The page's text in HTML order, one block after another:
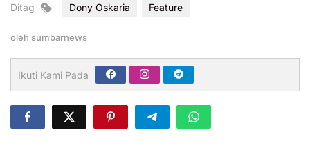
Ditag Dony Oskaria Feature
oleh sumbarnews
Ikuti Kami Pada